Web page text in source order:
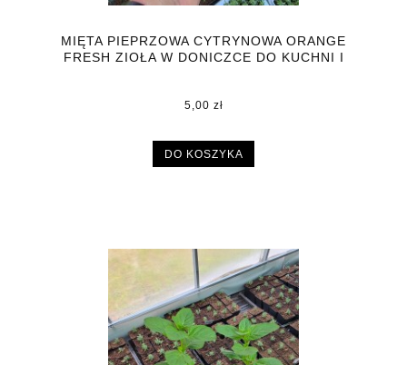
MIĘTA PIEPRZOWA CYTRYNOWA ORANGE
FRESH ZIOŁA W DONICZCE DO KUCHNI I
5,00 zł
DO KOSZYKA